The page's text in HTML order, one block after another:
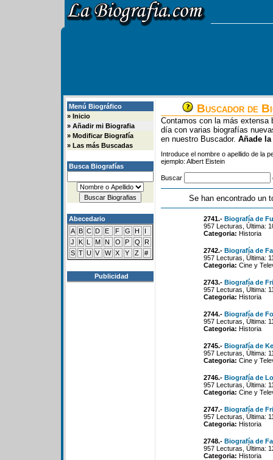
Menú Biográfico
» Inicio
» Añadir mi Biografia
» Modificar Biografía
» Las más Buscadas
Busca Biografías
Abecedario
A B C D E F G H
I
J
K L M N O P Q
R
S T U V W X Y Z #
Publicidad
Buscador de
Contamos con la más extensa
día con varias biografías
en nuestro Buscador. Añade
Introduce el nombre o apellido de la
ejemplo: Albert Eistein
Buscar
Se han encontrado un
2741.- Biografía de
957 Lecturas, Última:
Categoria: Historia
2742.- Biografía de
957 Lecturas, Última:
Categoria: Cine y
2743.- Biografía de
957 Lecturas, Última:
Categoria: Historia
2744.- Biografía de
957 Lecturas, Última:
Categoria: Historia
2745.- Biografía de
957 Lecturas, Última:
Categoria: Cine y
2746.- Biografía de
957 Lecturas, Última:
Categoria: Cine y
2747.- Biografía de
957 Lecturas, Última:
Categoria: Historia
2748.- Biografía de
957 Lecturas, Última:
Categoria: Historia